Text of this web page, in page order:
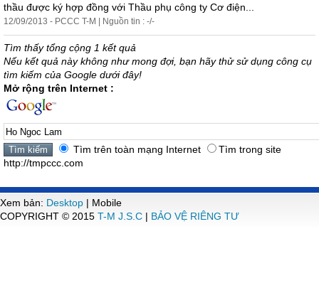
thầu được ký hợp đồng với Thầu phụ công ty Cơ điện...
12/09/2013 - PCCC T-M | Nguồn tin : -/-
Tìm thấy tổng cộng 1 kết quả
Nếu kết quả này không như mong đợi, bạn hãy thử sử dụng công cụ
tìm kiếm của Google dưới đây!
Mở rộng trên Internet :
Tìm trên toàn mạng Internet
Tìm trong site
http://tmpccc.com
Xem bản: Desktop | Mobile
COPYRIGHT © 2015 T-M J.S.C | BẢO VỆ RIÊNG TƯ